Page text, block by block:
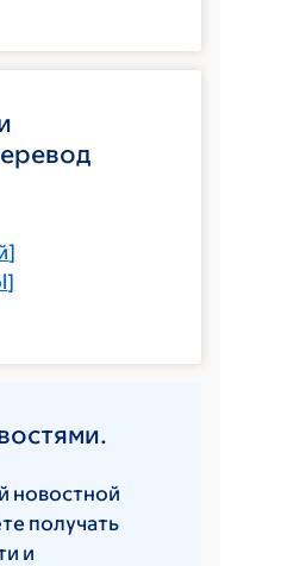
]
]
новостной
получать
и